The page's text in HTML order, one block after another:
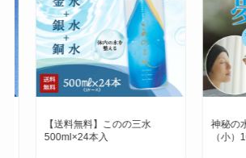
【送料無料】このの三水
500ml×24本入
神秘の水
（小）